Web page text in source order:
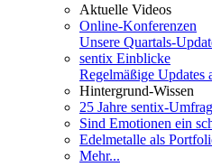
Aktuelle Videos
Online-Konferenzen
Unsere Quartals-
sentix Einblicke
Regelmäßige Updates
Hintergrund-Wissen
25 Jahre sentix-
Sind Emotionen ein
Edelmetalle als
Mehr...